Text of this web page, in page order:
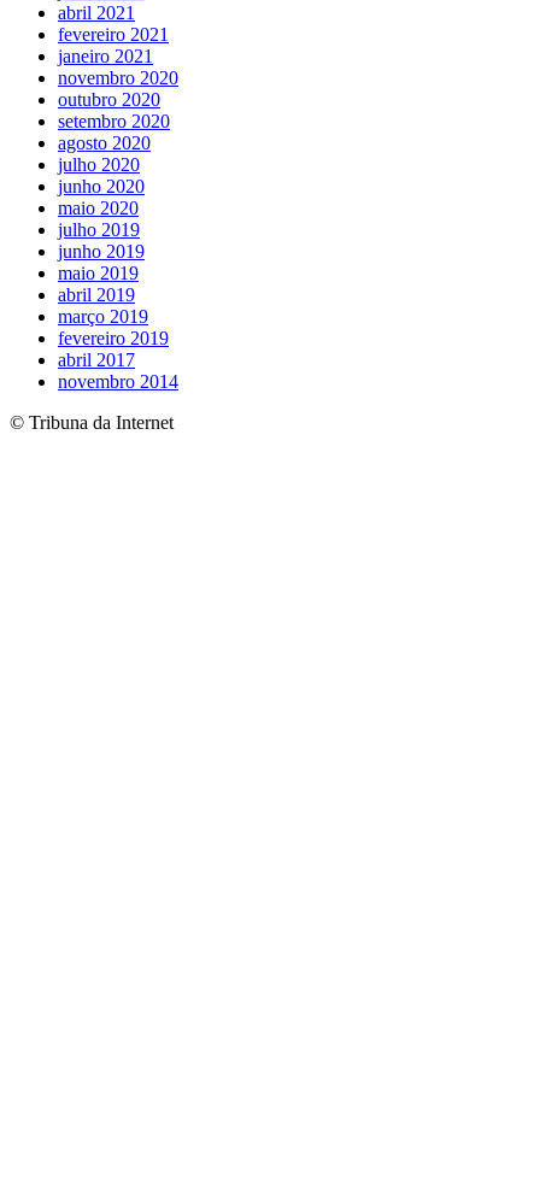
abril 2021
fevereiro 2021
janeiro 2021
novembro 2020
outubro 2020
setembro 2020
agosto 2020
julho 2020
junho 2020
maio 2020
julho 2019
junho 2019
maio 2019
abril 2019
março 2019
fevereiro 2019
abril 2017
novembro 2014
© Tribuna da Internet